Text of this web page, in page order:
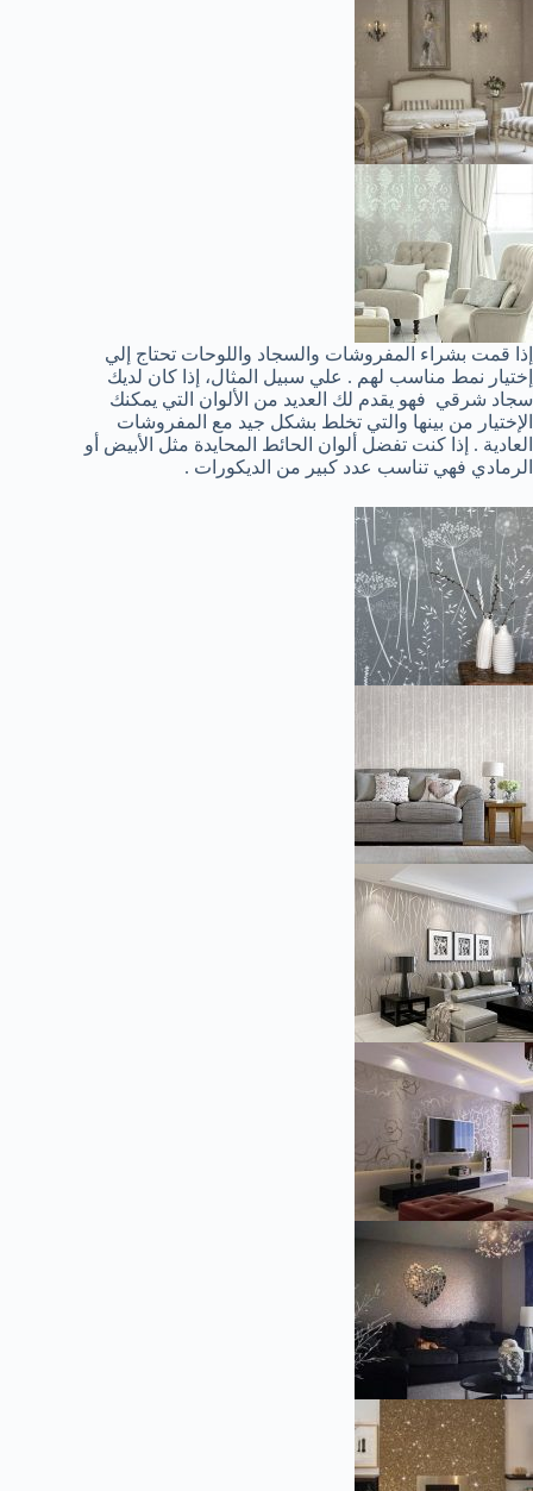
إذا قمت بشراء المفروشات والسجاد واللوحات تحتاج إلي
إختيار نمط مناسب لهم . علي سبيل المثال، إذا كان لديك
سجاد شرقي فهو يقدم لك العديد من الألوان التي يمكنك
الإختيار من بينها والتي تخلط بشكل جيد مع المفروشات
العادية . إذا كنت تفضل ألوان الحائط المحايدة مثل الأبيض أو
الرمادي فهي تناسب عدد كبير من الديكورات .